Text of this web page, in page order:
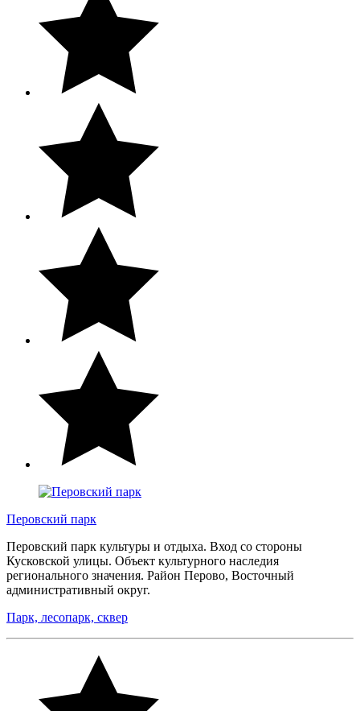
Перовский парк
Перовский парк культуры и отдыха. Вход со стороны
Кусковской улицы. Объект культурного наследия
регионального значения. Район Перово, Восточный
административный округ.
Парк, лесопарк, сквер